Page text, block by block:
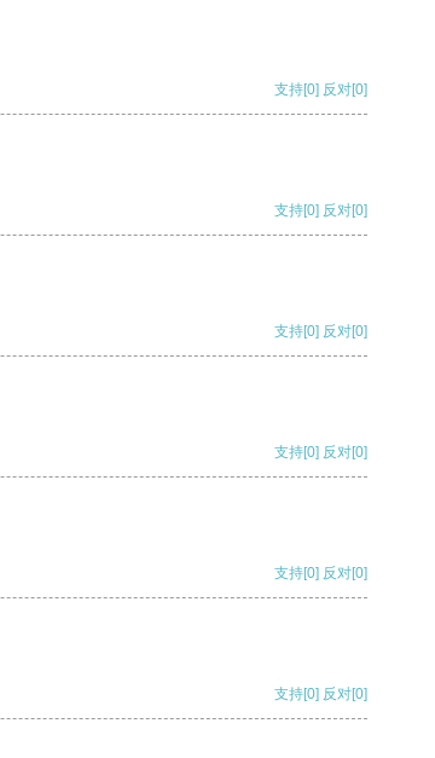
支持[0] 反对[0]
支持[0] 反对[0]
支持[0] 反对[0]
支持[0] 反对[0]
支持[0] 反对[0]
支持[0] 反对[0]